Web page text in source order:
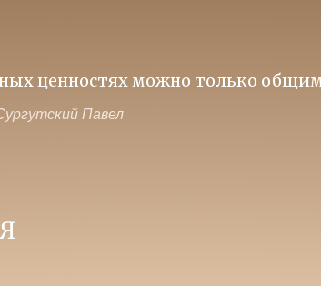
ценностях можно только
Павел